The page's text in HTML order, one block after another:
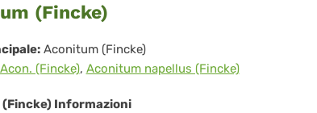
(Fincke)
Aconitum (Fincke)
Acon. (Fincke), Aconitum napellus (Fincke)
Informazioni